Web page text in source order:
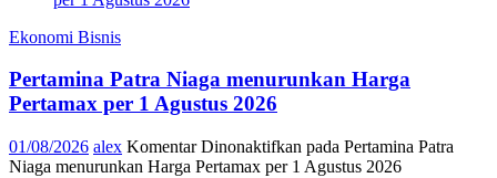
Ekonomi Bisnis
Pertamina Patra Niaga menurunkan Harga
Pertamax per 1 Agustus 2026
01/08/2026 alex Komentar Dinonaktifkan pada Pertamina Patra
Niaga menurunkan Harga Pertamax per 1 Agustus 2026